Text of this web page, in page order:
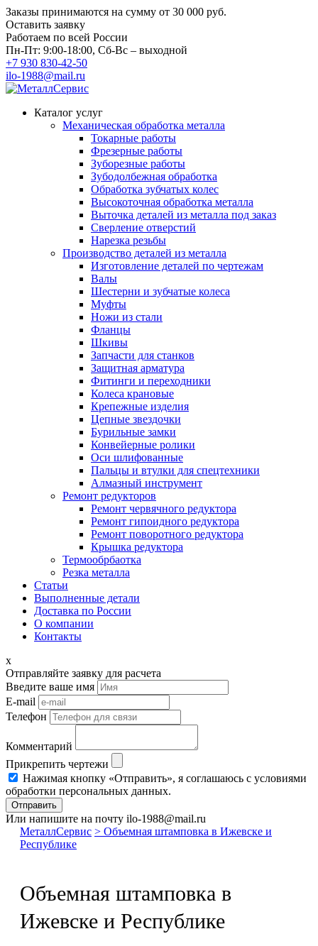
Заказы принимаются на сумму от 30 000 руб.
Оставить заявку
Работаем по всей России
Пн-Пт: 9:00-18:00, Сб-Вс – выходной
+7 930 830-42-50
ilo-1988@mail.ru
Каталог услуг
Механическая обработка металла
Токарные работы
Фрезерные работы
Зуборезные работы
Зубодолбежная обработка
Обработка зубчатых колес
Высокоточная обработка металла
Выточка деталей из металла под заказ
Сверление отверстий
Нарезка резьбы
Производство деталей из металла
Изготовление деталей по чертежам
Валы
Шестерни и зубчатые колеса
Муфты
Ножи из стали
Фланцы
Шкивы
Запчасти для станков
Защитная арматура
Фитинги и переходники
Колеса крановые
Крепежные изделия
Цепные звездочки
Бурильные замки
Конвейерные ролики
Оси шлифованные
Пальцы и втулки для спецтехники
Алмазный инструмент
Ремонт редукторов
Ремонт червячного редуктора
Ремонт гипоидного редуктора
Ремонт поворотного редуктора
Крышка редуктора
Термообрбаотка
Резка металла
Статьи
Выполненные детали
Доставка по России
О компании
Контакты
x
Отправляйте заявку для расчета
Введите ваше имя
E-mail
Телефон
Комментарий
Прикрепить чертежи
Нажимая кнопку «Отправить», я соглашаюсь с условиями
обработки персональных данных.
Отправить
Или напишите на почту ilo-1988@mail.ru
МеталлСервис > Объемная штамповка в Ижевске и
Республике
Объемная штамповка в
Ижевске и Республике